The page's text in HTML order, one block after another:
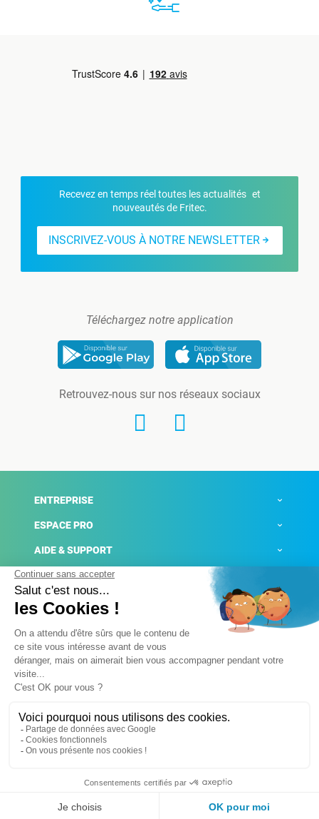
Recevez en temps réel toutes les actualités et
nouveautés de Fritec.
INSCRIVEZ-VOUS À NOTRE NEWSLETTER
Téléchargez notre application
Retrouvez-nous sur nos réseaux sociaux
ENTREPRISE
ESPACE PRO
AIDE & SUPPORT
ACTUALITÉS
Mentions légales
Conditions générales de ventes
Plateforme de signalement